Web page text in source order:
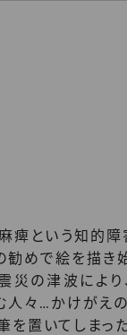
痺という知的
勧めで絵を描
災の津波によ
人々…かけがえ
を置いてしまっ